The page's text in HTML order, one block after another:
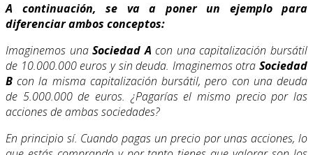
A continuación, se va a poner un ejemplo para
diferenciar ambos conceptos:
Imaginemos unaSociedad A con una capitalización bursátil
de 10.000.000 euros y sin deuda. Imaginemos otra Sociedad
B con la misma capitalización bursátil, pero con una deuda
de 5.000.000 de euros. ¿Pagarías el mismo precio por las
acciones de ambas sociedades?
En principio sí. Cuando pagas un precio por unas acciones, lo